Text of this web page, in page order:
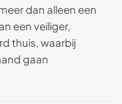
dan alleen een
een veiliger,
thuis, waarbij
gaan